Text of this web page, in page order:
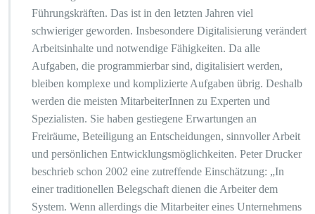
Führungskräften. Das ist in den letzten Jahren viel
schwieriger geworden. Insbesondere Digitalisierung verändert
Arbeitsinhalte und notwendige Fähigkeiten. Da alle
Aufgaben, die programmierbar sind, digitalisiert werden,
bleiben komplexe und komplizierte Aufgaben übrig. Deshalb
werden die meisten MitarbeiterInnen zu Experten und
Spezialisten. Sie haben gestiegene Erwartungen an
Freiräume, Beteiligung an Entscheidungen, sinnvoller Arbeit
und persönlichen Entwicklungsmöglichkeiten. Peter Drucker
beschrieb schon 2002 eine zutreffende Einschätzung: „In
einer traditionellen Belegschaft dienen die Arbeiter dem
System. Wenn allerdings die Mitarbeiter eines Unternehmens